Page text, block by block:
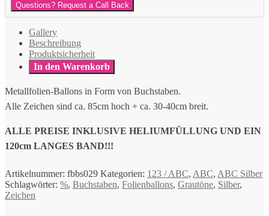
Questions? Request a Call Back
Gallery
Beschreibung
Produktsicherheit
In den Warenkorb
Metallfolien-Ballons in Form von Buchstaben.
Alle Zeichen sind ca. 85cm hoch + ca. 30-40cm breit.
ALLE PREISE INKLUSIVE HELIUMFÜLLUNG UND EIN
120cm LANGES BAND!!!
Artikelnummer: fbbs029 Kategorien: 123 / ABC, ABC, ABC Silber
Schlagwörter: %, Buchstaben, Folienballons, Grautöne, Silber,
Zeichen